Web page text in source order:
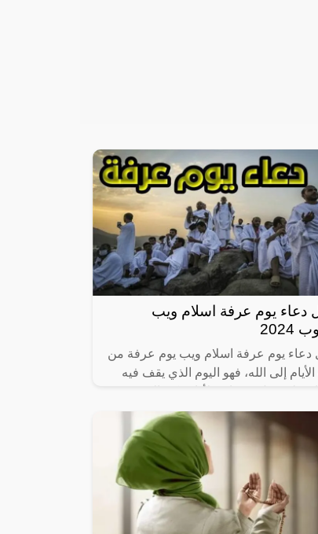
دعاء يوم عرفة اسلام ويب
يوم عرفة اسلام ويب يوم عرفة من
إلى الله، فهو اليوم الذي يقف فيه
، وهذا اليوم يأتي مرة واحدة فقط